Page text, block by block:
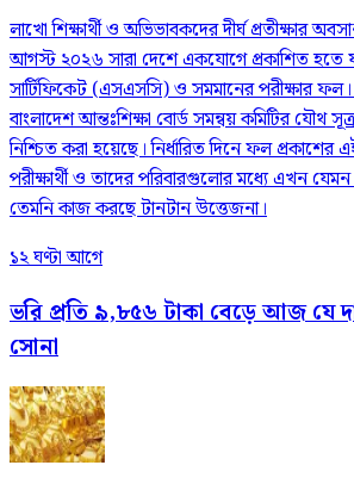
লাখো শিক্ষার্থী ও অভিভাবকদের দীর্ঘ প্রতীক্ষার
আগস্ট ২০২৬ সারা দেশে একযোগে প্রকাশিত হতে
সার্টিফিকেট (এসএসসি) ও সমমানের পরীক্ষার ফল।
বাংলাদেশ আন্তঃশিক্ষা বোর্ড সমন্বয় কমিটির যৌথ
নিশ্চিত করা হয়েছে। নির্ধারিত দিনে ফল
পরীক্ষার্থী ও তাদের পরিবারগুলোর মধ্যে এখন
তেমনি কাজ করছে টানটান উত্তেজনা।
১২ ঘণ্টা আগে
ভরি প্রতি ৯,৮৫৬ টাকা বেড়ে আজ যে
সোনা